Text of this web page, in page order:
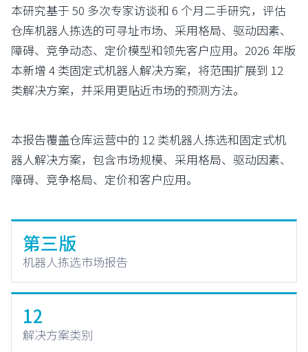
本研究基于 50 多次专家访谈和 6 个月二手研究，评估
仓库机器人拣选的可寻址市场、采用格局、驱动因素、
障碍、竞争动态、定价模型和领先客户应用。2026 年版
本新增 4 类固定式机器人解决方案，将范围扩展到 12
类解决方案，并采用更贴近市场的预测方法。
本报告覆盖仓库运营中的 12 类机器人拣选和固定式机
器人解决方案，包含市场规模、采用格局、驱动因素、
障碍、竞争格局、定价和客户应用。
第三版
机器人拣选市场报告
12
解决方案类别